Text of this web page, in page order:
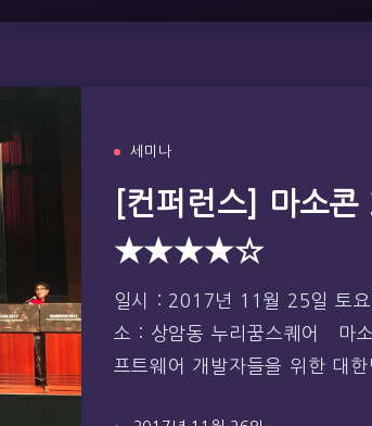
세미나
[컨퍼런스] 마소
★★★★☆
일시 : 2017년 11월 25일 토
소 : 상암동 누리꿈스퀘어 마
프트웨어 개발자들을 위한 대